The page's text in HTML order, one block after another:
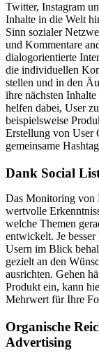
Twitter, Instagram
Inhalte in die Welt
Sinn sozialer
und Kommentare
dialogorientierte
die individuellen
stellen und in den
ihre nächsten
helfen dabei, User
beispielsweise
Erstellung von User
gemeinsame
Dank Social
Das Monitoring von
wertvolle
welche Themen
entwickelt. Je
Usern im Blick
gezielt an den
ausrichten. Gehen
Produkt ein, kann
Mehrwert für Ihre
Organische
Advertising